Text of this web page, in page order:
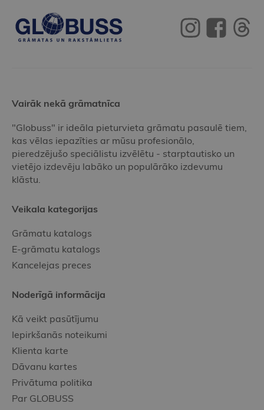
Vairāk nekā grāmatnīca
"Globuss" ir ideāla pieturvieta grāmatu pasaulē tiem,
kas vēlas iepazīties ar mūsu profesionālo,
pieredzējušo speciālistu izvēlētu - starptautisko un
vietējo izdevēju labāko un populārāko izdevumu
klāstu.
Veikala kategorijas
Grāmatu katalogs
E-grāmatu katalogs
Kancelejas preces
Noderīgā informācija
Kā veikt pasūtījumu
Iepirkšanās noteikumi
Klienta karte
Dāvanu kartes
Privātuma politika
Par GLOBUSS